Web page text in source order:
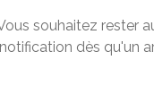
souhaitez rester
notification dès qu'un